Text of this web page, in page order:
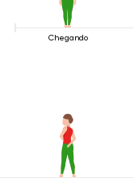
Chegando